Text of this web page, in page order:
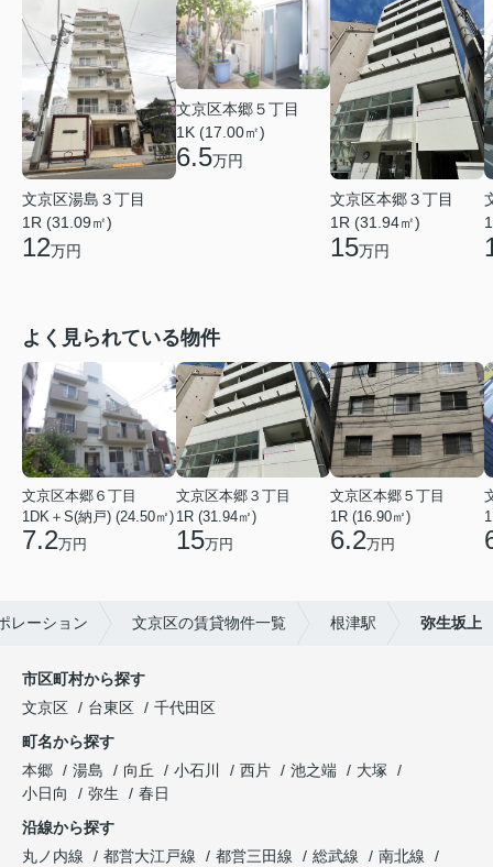
文京区湯島３丁目
1R (31.09㎡)
12万円
文京区本郷５丁目
1K (17.00㎡)
6.5万円
文京区本郷３丁目
1R (31.94㎡)
15万円
よく見られている物件
文京区本郷６丁目
1DK＋S(納戸) (24.50㎡)
7.2万円
文京区本郷３丁目
1R (31.94㎡)
15万円
文京区本郷５丁目
1R (16.90㎡)
6.2万円
レーション 文京区の賃貸物件一覧 根津駅 弥生坂上
市区町村から探す
文京区
台東区
千代田区
町名から探す
本郷
湯島 向丘 小石川 西片 池之端
大塚
小日向
弥生
春日
沿線から探す
丸ノ内線
都営大江戸線 都営三田線 総武線
南北線